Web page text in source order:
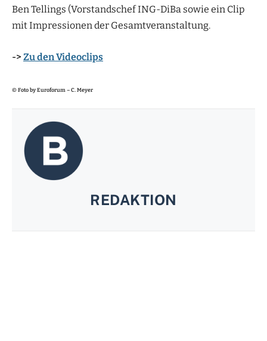
Ben Tellings (Vorstandschef ING-DiBa sowie ein Clip
mit Impressionen der Gesamtveranstaltung.
-> Zu den Videoclips
© Foto by Euroforum – C. Meyer
REDAKTION